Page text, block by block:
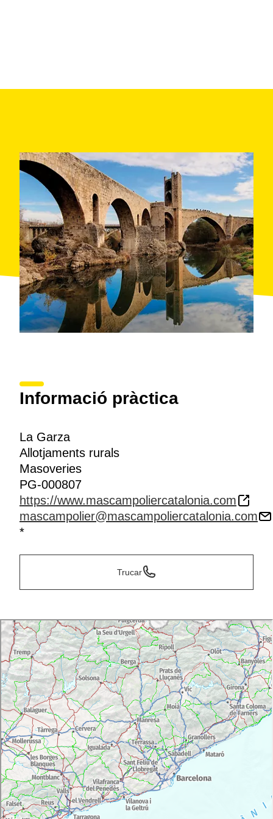
Informació pràctica
La Garza
Allotjaments rurals
Masoveries
PG-000807
https://www.mascampoliercatalonia.com
mascampolier@mascampoliercatalonia.com
*
Trucar